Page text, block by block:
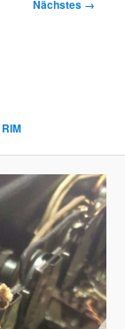
Nächstes →
RIM